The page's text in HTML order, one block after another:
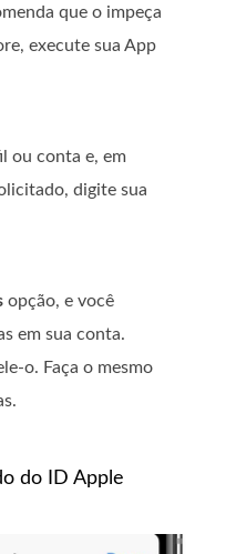
que o impeça
execute sua App
ou conta e, em
digite sua
opção, e você
em sua conta.
o. Faça o mesmo
do ID Apple